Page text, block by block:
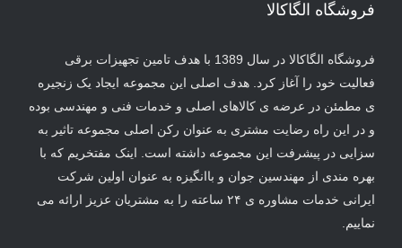
فروشگاه الگاکالا
فروشگاه الگاکالا در سال 1389 با هدف تامین تجهیزات برقی
فعالیت خود را آغاز کرد. هدف اصلی این مجموعه ایجاد یک زنجیره
ی مطمئن در عرضه ی کالاهای اصلی و خدمات فنی و مهندسی بوده
و در این راه رضایت مشتری به عنوان رکن اصلی مجموعه تاثیر به
سزایی در پیشرفت این مجموعه داشته است. اینک مفتخریم که با
بهره مندی از مهندسین جوان و باانگیزه به عنوان اولین شرکت
ایرانی خدمات مشاوره ی ۲۴ ساعته را به مشتریان عزیز ارائه می
نماییم.